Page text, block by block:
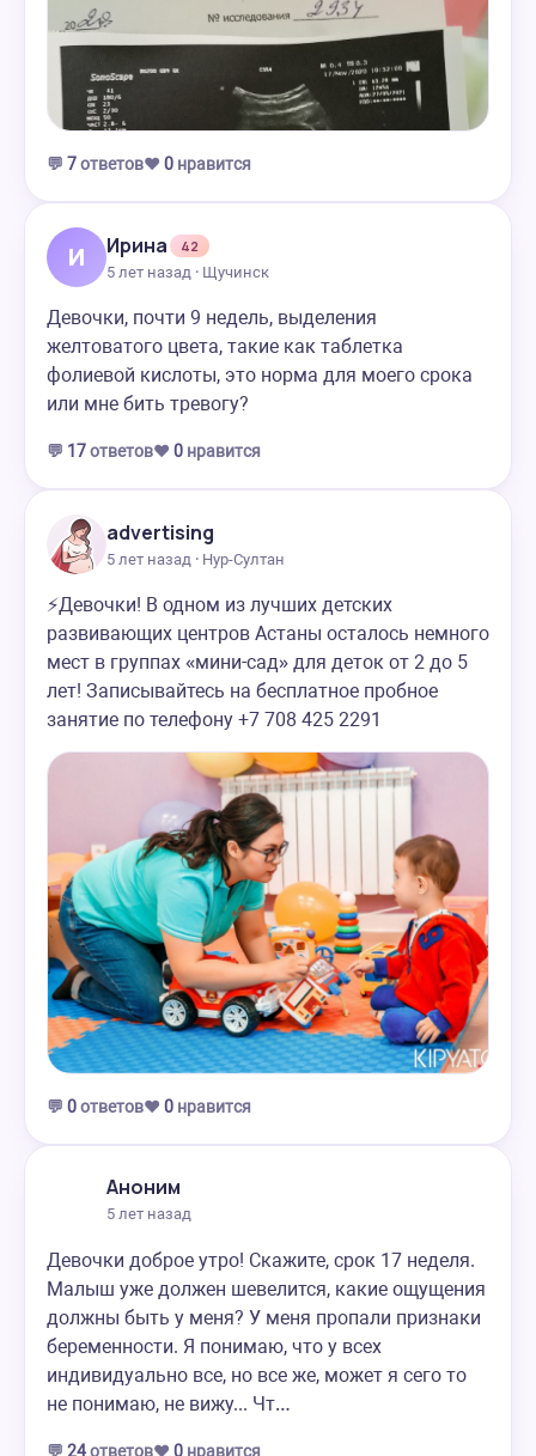
💬 7ответов❤️ 0 нравится
И Ирина
42
5 лет назад · Щучинск
Девочки, почти 9 недель, выделения
желтоватого цвета, такие как таблетка
фолиевой кислоты, это норма для моего срока
или мне бить тревогу?
💬 17ответов❤️ 0 нравится
advertising
5 лет назад · Нур-Султан
⚡️Девочки! В одном из лучших детских
развивающих центров Астаны осталось немного
мест в группах «мини-сад» для деток от 2 до 5
лет! Записывайтесь на бесплатное пробное
занятие по телефону +7 708 425 2291
💬 0ответов❤️ 0 нравится
Аноним
5 лет назад
Девочки доброе утро! Скажите, срок 17 неделя.
Малыш уже должен шевелится, какие ощущения
должны быть у меня? У меня пропали признаки
беременности. Я понимаю, что у всех
индивидуально все, но все же, может я сего то
не понимаю, не вижу... Чт…
💬 24ответов❤️ 0 нравится